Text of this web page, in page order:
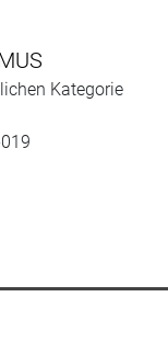
Kategorie